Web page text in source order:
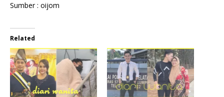
Sumber : oijom
Related